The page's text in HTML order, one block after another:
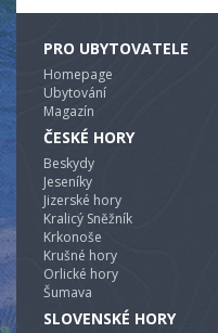
PRO UBYTOVATELE
Homepage
Ubytování
Magazín
ČESKÉ HORY
Beskydy
Jeseníky
Jizerské hory
Kralicý Sněžník
Krkonoše
Krušné hory
Orlické hory
Šumava
SLOVENSKÉ HORY